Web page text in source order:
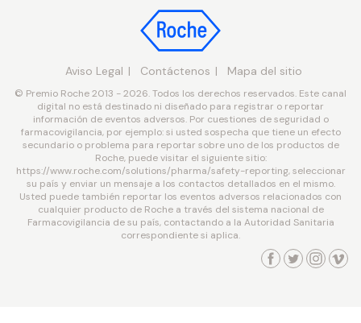
Aviso Legal Contáctenos Mapa del sitio
© Premio Roche 2013 - 2026. Todos los derechos reservados. Este canal
digital no está destinado ni diseñado para registrar o reportar
información de eventos adversos. Por cuestiones de seguridad o
farmacovigilancia, por ejemplo: si usted sospecha que tiene un efecto
secundario o problema para reportar sobre uno de los productos de
Roche, puede visitar el siguiente sitio:
https://www.roche.com/solutions/pharma/safety-reporting, seleccionar
su país y enviar un mensaje a los contactos detallados en el mismo.
Usted puede también reportar los eventos adversos relacionados con
cualquier producto de Roche a través del sistema nacional de
Farmacovigilancia de su país, contactando a la Autoridad Sanitaria
correspondiente si aplica.